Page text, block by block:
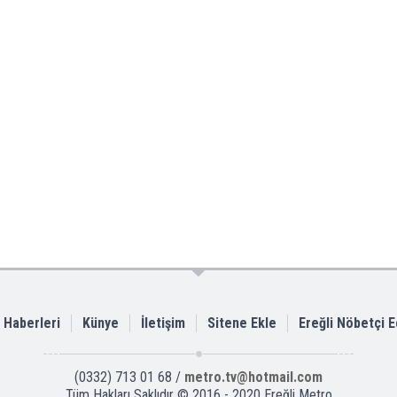
Haberleri Künye İletişim Sitene Ekle Ereğli Nöbetçi
(0332) 713 01 68 / metro.tv@hotmail.com